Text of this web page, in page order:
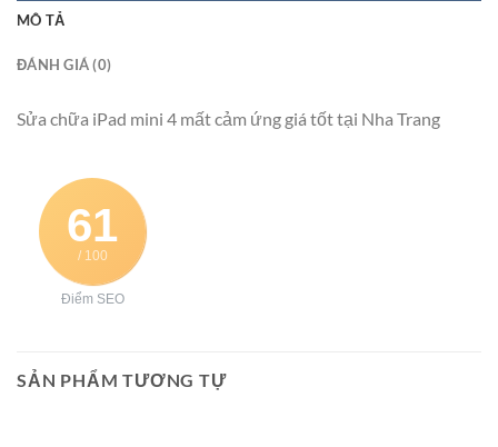
MÔ TẢ
ĐÁNH GIÁ (0)
Sửa chữa iPad mini 4 mất cảm ứng giá tốt tại Nha Trang
61
/ 100
Điểm SEO
SẢN PHẨM TƯƠNG TỰ